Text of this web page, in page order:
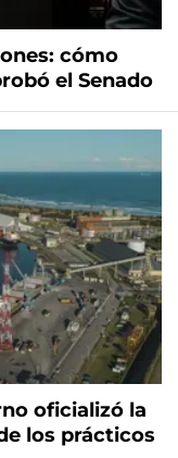
cómo
el Senado
oficializó la
los prácticos